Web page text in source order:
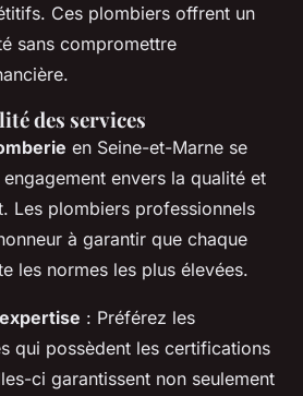
Ces plombiers offrent un
sans compromettre
des services
en Seine-et-Marne se
envers la qualité et
Les plombiers professionnels
à garantir que chaque
les normes les plus élevées.
: Préférez les
qui possèdent les certifications
ci garantissent non seulement